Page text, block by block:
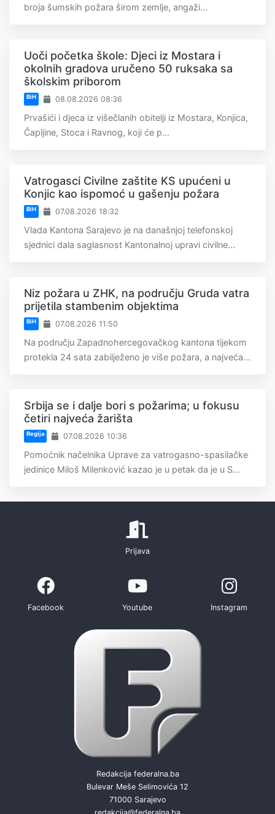
broja šumskih požara širom zemlje, angaži...
Uoči početka škole: Djeci iz Mostara i
okolnih gradova uručeno 50 ruksaka sa
školskim priborom
BiH 08.08.2026 08:36
Prvašići i djeca iz višečlanih obitelji iz Mostara, Konjica,
Čapljine, Stoca i Ravnog, koji će p...
Vatrogasci Civilne zaštite KS upućeni u
Konjic kao ispomoć u gašenju požara
BiH 07.08.2026 18:32
Vlada Kantona Sarajevo je na današnjoj telefonskoj
sjednici dala saglasnost Kantonalnoj upravi civilne...
Niz požara u ZHK, na području Gruda vatra
prijetila stambenim objektima
BiH 07.08.2026 11:50
Na području Zapadnohercegovačkog kantona tijekom
protekla 24 sata zabilježeno je više požara, a najveća...
Srbija se i dalje bori s požarima; u fokusu
četiri najveća žarišta
Regija 07.08.2026 10:36
Pomoćnik načelnika Uprave za vatrogasno-spasilačke
jedinice Miloš Milenković kazao je u petak da je u S...
Prijava
Facebook Youtube Instagram
Redakcija federalna.ba
Bulevar Meše Selimovića 12
71000 Sarajevo